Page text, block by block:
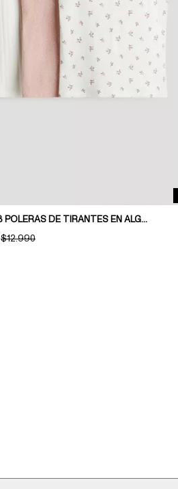
PACK DE 3 POLERAS DE TIRANTES EN ALGODÓN
ORIGINAL PRICE:
$12.990